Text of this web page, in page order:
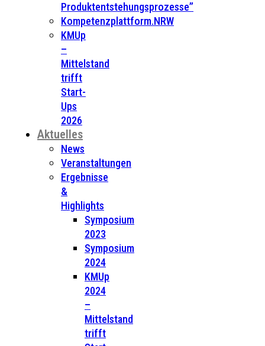
Produktentstehungsprozesse”
Kompetenzplattform.NRW
KMUp
–
Mittelstand
trifft
Start-
Ups
2026
Aktuelles
News
Veranstaltungen
Ergebnisse
&
Highlights
Symposium
2023
Symposium
2024
KMUp
2024
–
Mittelstand
trifft